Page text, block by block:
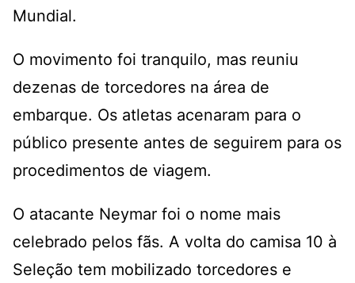
Mundial.
O movimento foi tranquilo, mas reuniu
dezenas de torcedores na área de
embarque. Os atletas acenaram para o
público presente antes de seguirem para os
procedimentos de viagem.
O atacante Neymar foi o nome mais
celebrado pelos fãs. A volta do camisa 10 à
Seleção tem mobilizado torcedores e